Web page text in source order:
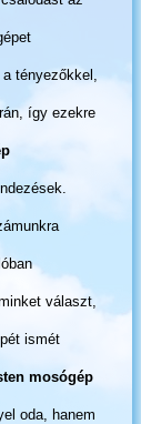
tényezőkkel,
így ezekre
választ,
ismét
mosógép
oda, hanem